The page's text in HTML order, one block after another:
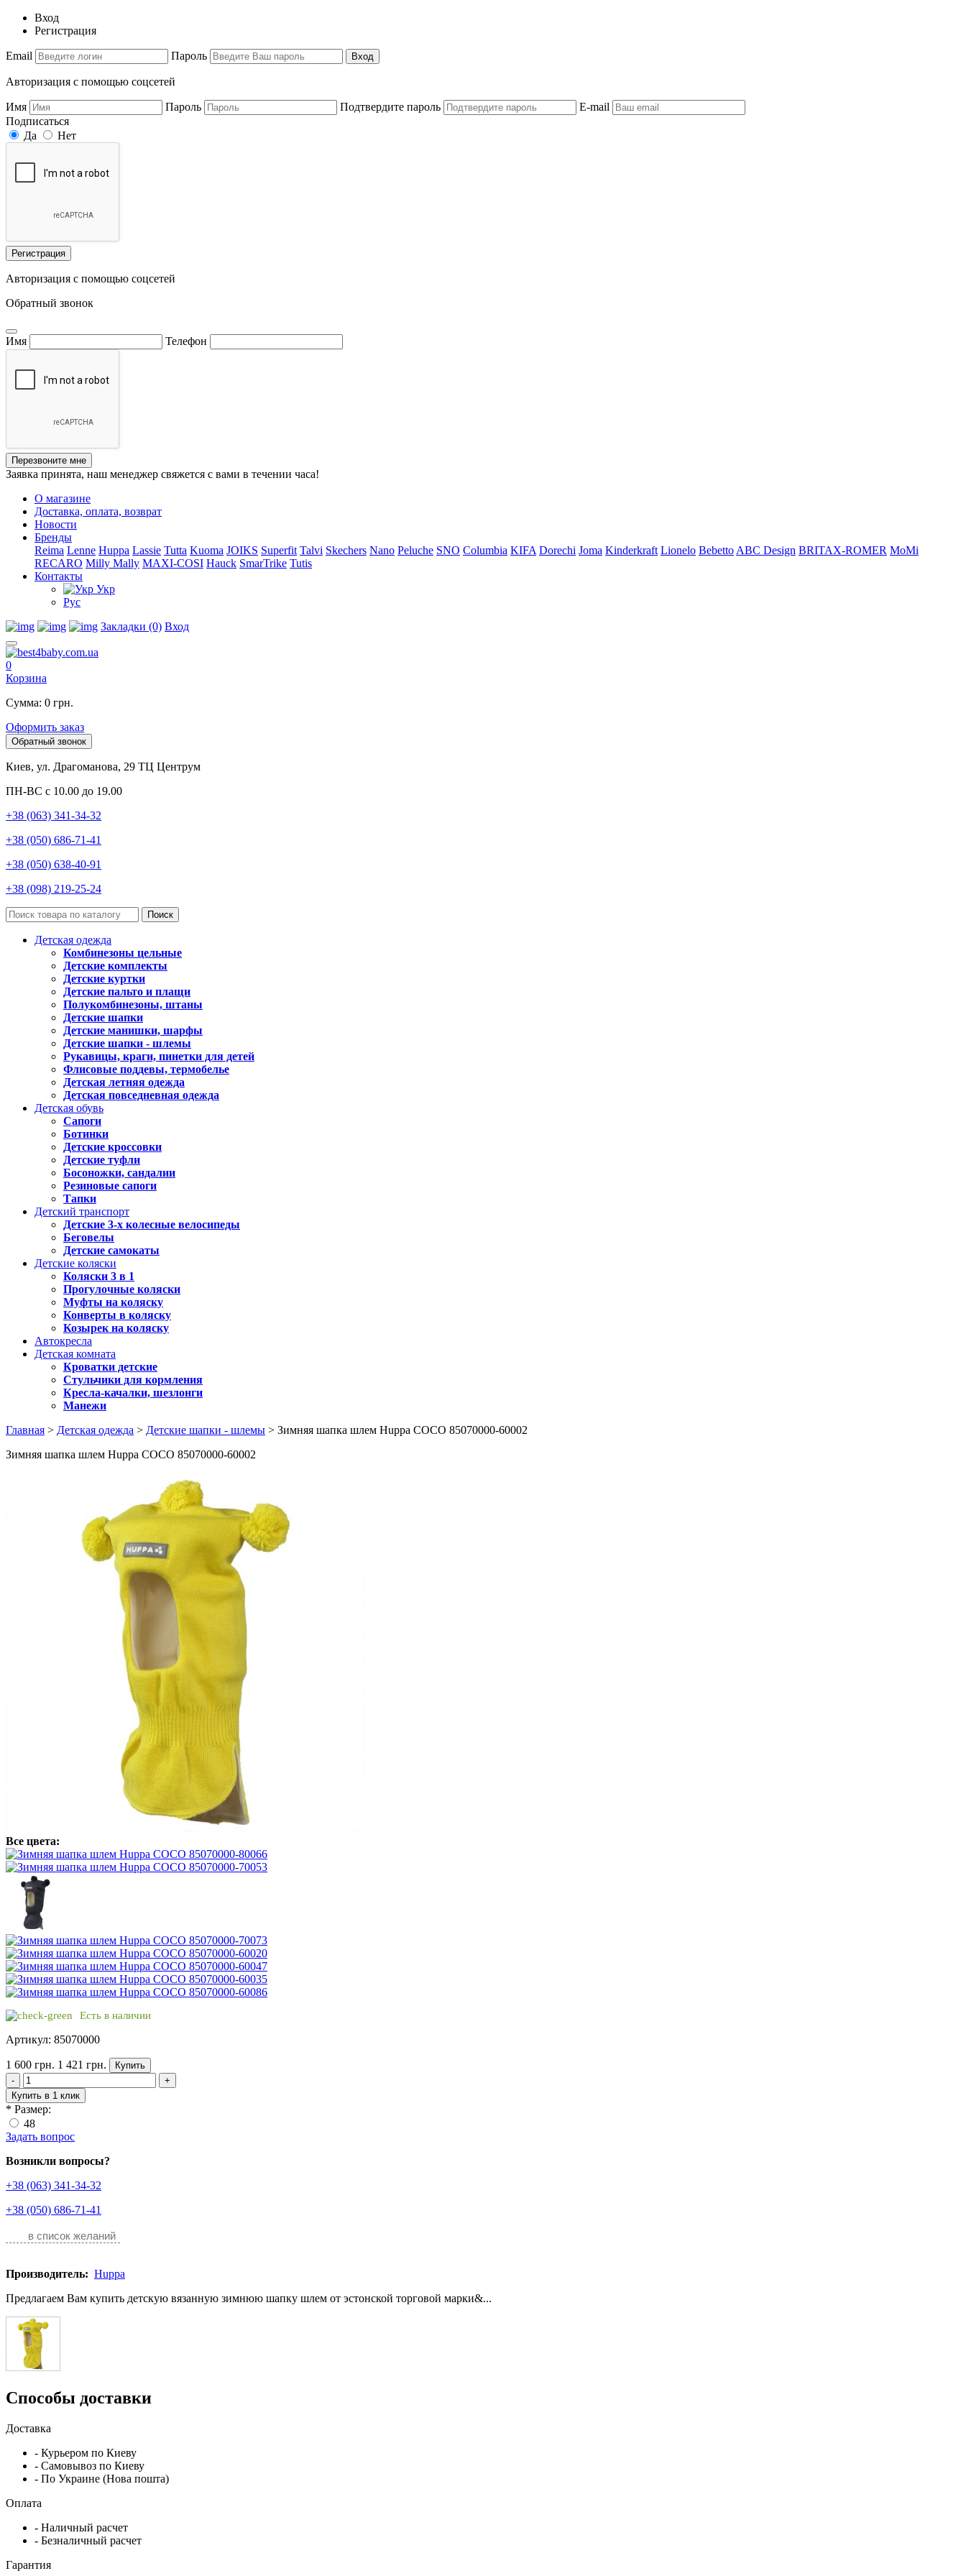
Вход
Регистрация
Email Пароль Вход
Авторизация с помощью соцсетей
Имя Пароль Подтвердите пароль
E-mail
Подписаться
Да
Нет
Регистрация
Авторизация с помощью соцсетей
Обратный звонок
Имя Телефон
Перезвоните мне
Заявка принята, наш менеджер свяжется с вами в течении часа!
О магазине
Доставка, оплата, возврат
Новости
Бренды
Reima Lenne Huppa Lassie Tutta Kuoma JOIKS Superfit Talvi Skechers Nano Peluche SNO Columbia KIFA Dorechi Joma Kinderkraft Lionelo Bebetto ABC Design BRITAX-ROMER MoMi
RECARO Milly Mally MAXI-COSI Hauck SmarTrike Tutis
Контакты
Укр
Рус
Закладки (0) Вход
0
Корзина
Сумма: 0 грн.
Оформить заказ
Обратный звонок
Киев, ул. Драгоманова, 29 ТЦ Центрум
ПН-ВС с 10.00 до 19.00
+38 (063) 341-34-32
+38 (050) 686-71-41
+38 (050) 638-40-91
+38 (098) 219-25-24
Поиск
Детская одежда
Комбинезоны цельные
Детские комплекты
Детские куртки
Детские пальто и плащи
Полукомбинезоны, штаны
Детские шапки
Детские манишки, шарфы
Детские шапки - шлемы
Рукавицы, краги, пинетки для детей
Флисовые поддевы, термобелье
Детская летняя одежда
Детская повседневная одежда
Детская обувь
Сапоги
Ботинки
Детские кроссовки
Детские туфли
Босоножки, сандалии
Резиновые сапоги
Тапки
Детский транспорт
Детские 3-х колесные велосипеды
Беговелы
Детские самокаты
Детские коляски
Коляски 3 в 1
Прогулочные коляски
Муфты на коляску
Конверты в коляску
Козырек на коляску
Автокресла
Детская комната
Кроватки детские
Стульчики для кормления
Кресла-качалки, шезлонги
Манежи
Главная > Детская одежда > Детские шапки - шлемы > Зимняя шапка шлем Huppa COCO 85070000-60002
Зимняя шапка шлем Huppa COCO 85070000-60002
Все цвета:
Есть в наличии
Артикул: 85070000
1 600 грн. 1 421 грн.
Купить
-
+
Купить в 1 клик
* Размер:
48
Задать вопрос
Возникли вопросы?
+38 (063) 341-34-32
+38 (050) 686-71-41
в список желаний
Производитель: Huppa
Предлагаем Вам купить детскую вязанную зимнюю шапку шлем от эстонской торговой марки&...
Способы доставки
Доставка
- Курьером по Киеву
- Самовывоз по Киеву
- По Украине (Нова пошта)
Оплата
- Наличный расчет
- Безналичный расчет
Гарантия